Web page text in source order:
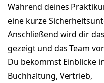
Während deines
eine kurze
Anschließend wird dir
gezeigt und das Team
Du bekommst Einblicke
Buchhaltung, Vertrieb,